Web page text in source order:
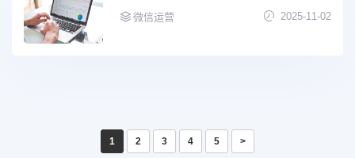
微信运营 2025-11-02
1 2 3 4 5 >